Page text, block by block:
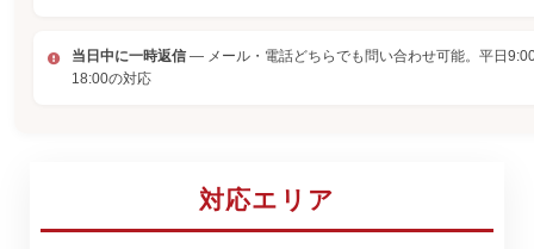
当日中に一時返信— メール・電話どちらでも問い合わせ可能。平日
18:00の対応
対応エリア